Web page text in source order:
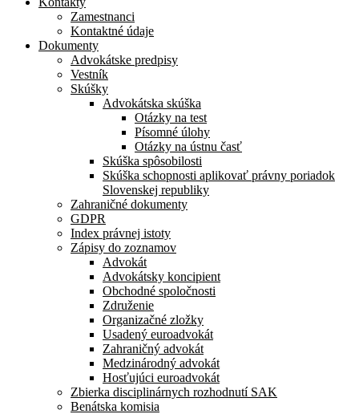
Zamestnanci
Kontaktné údaje
Dokumenty
Advokátske predpisy
Vestník
Skúšky
Advokátska skúška
Otázky na test
Písomné úlohy
Otázky na ústnu časť
Skúška spôsobilosti
Skúška schopnosti aplikovať právny poriadok
Slovenskej republiky
Zahraničné dokumenty
GDPR
Index právnej istoty
Zápisy do zoznamov
Advokát
Advokátsky koncipient
Obchodné spoločnosti
Združenie
Organizačné zložky
Usadený euroadvokát
Zahraničný advokát
Medzinárodný advokát
Hosťujúci euroadvokát
Zbierka disciplinárnych rozhodnutí SAK
Benátska komisia